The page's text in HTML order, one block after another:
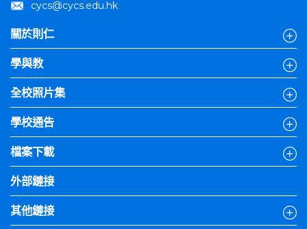
cycs@cycs.edu.hk
關於則仁
學與教
全校照片集
學校通告
檔案下載
外部鏈接
其他鏈接